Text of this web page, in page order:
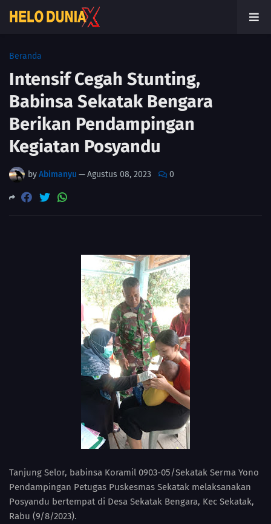
Beranda
Intensif Cegah Stunting,
Babinsa Sekatak Bengara
Berikan Pendampingan
Kegiatan Posyandu
byAbimanyu —Agustus 08, 2023 0
Tanjung Selor, babinsa Koramil 0903-05/Sekatak Serma Yono
Pendampingan Petugas Puskesmas Sekatak melaksanakan
Posyandu bertempat di Desa Sekatak Bengara, Kec Sekatak,
Rabu (9/8/2023).